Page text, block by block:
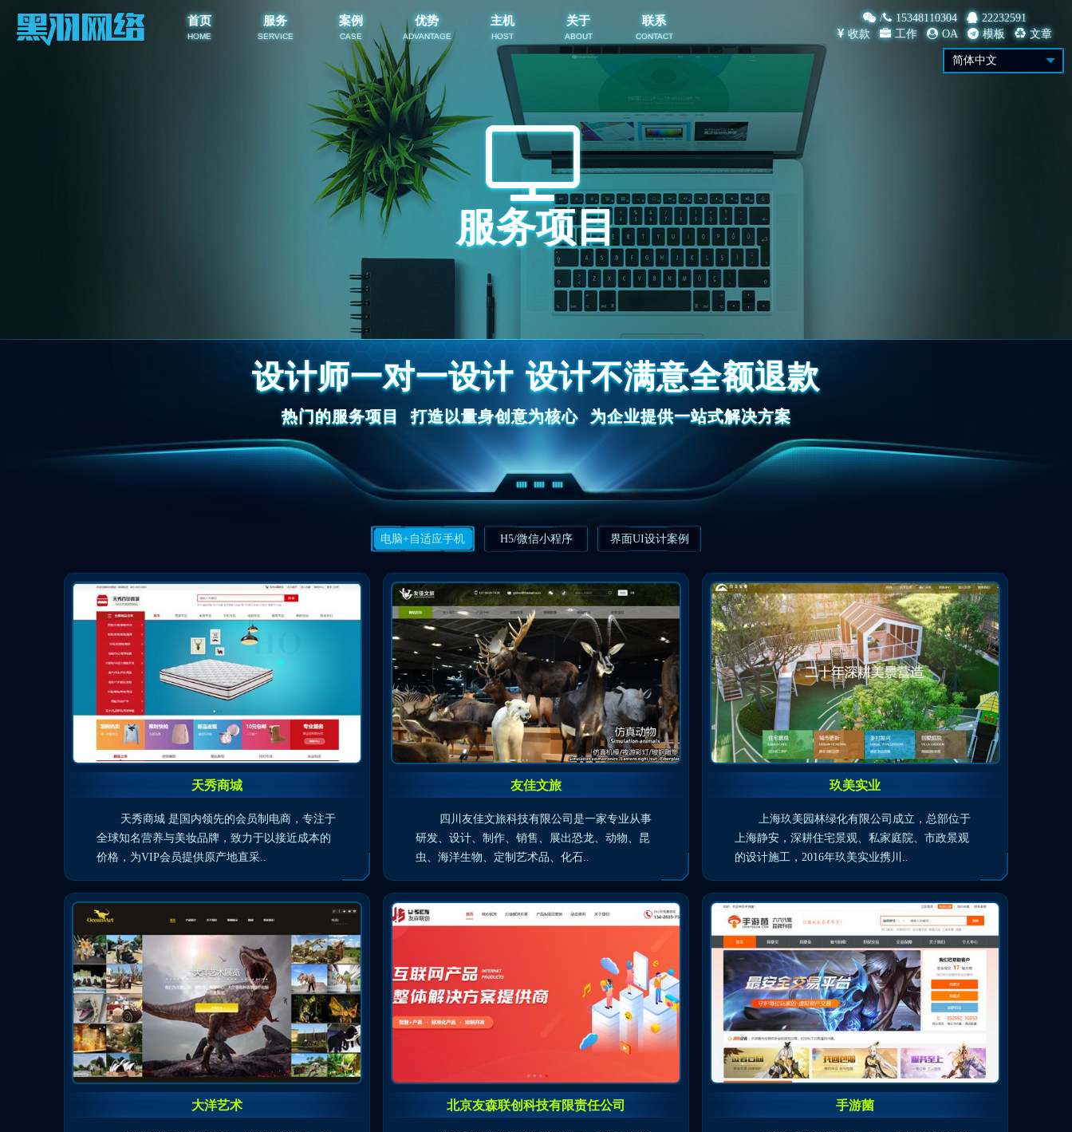
首页
HOME
服务
SERVICE
案例
CASE
优势
ADVANTAGE
主机
HOST
关于
ABOUT
联系
CONTACT
/ 15348110304
22232591
收款
工作 OA 模板 文章
服务项目
设计师一对一设计 设计不满意全额退款
热门的服务项目 打造以量身创意为核心 为企业提供一站式解决方案
电脑+自适应手机 H5/微信小程序 界面UI设计案例
天秀商城
天秀商城 是国内领先的会员制电商，专注于
全球知名营养与美妆品牌，致力于以接近成本的
价格，为VIP会员提供原产地直采..
友佳文旅
四川友佳文旅科技有限公司是一家专业从事
研发、设计、制作、销售、展出恐龙、动物、昆
虫、海洋生物、定制艺术品、化石..
玖美实业
上海玖美园林绿化有限公司成立，总部位于
上海静安，深耕住宅景观、私家庭院、市政景观
的设计施工，2016年玖美实业携川..
大洋艺术 北京友森联创科技有限责任公司 手游菌